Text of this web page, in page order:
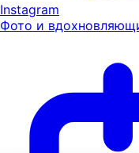
Instagram
Фото и